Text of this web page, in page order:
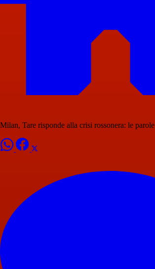
Milan, Tare risponde alla crisi rossonera: le parole